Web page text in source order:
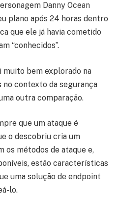
Danny Ocean
plano após 24 horas dentro
que ele já havia cometido
“conhecidos”.
bem explorado na
no contexto da segurança
outra comparação.
que um ataque é
o descobriu cria um
os métodos de ataque e,
estão características
uma solução de endpoint
lo.